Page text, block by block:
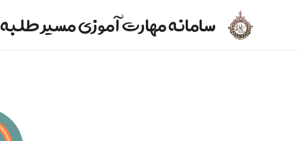
سامانه مهارت آموزی مسیر طلبه